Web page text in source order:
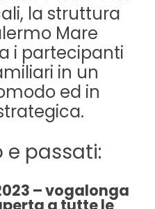
la struttura
Mare
i partecipanti
in un
ed in
e passati:
– vogalonga